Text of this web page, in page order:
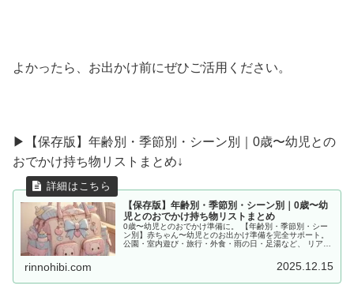
よかったら、お出かけ前にぜひご活用ください。
▶︎【保存版】年齢別・季節別・シーン別｜0歳〜幼児との
おでかけ持ち物リストまとめ↓
【保存版】年齢別・季節別・シーン別｜0歳〜幼
児とのおでかけ持ち物リストまとめ
0歳〜幼児とのおでかけ準備に。 【年齢別・季節別・シー
ン別】赤ちゃん〜幼児とのお出かけ準備を完全サポート。
公園・室内遊び・旅行・外食・雨の日・足湯など、 リアル
rinnohibi.com 2025.12.15